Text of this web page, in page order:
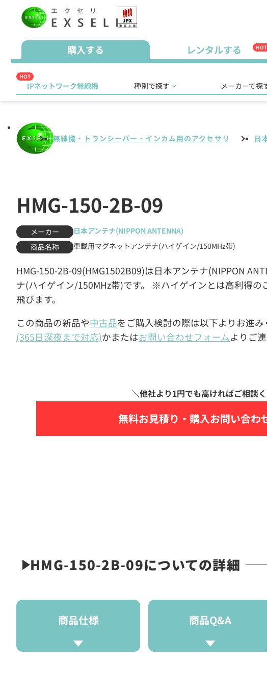
購入する レンタルする HOT
HOT
IPネットワーク無線機 種別で探す メーカーで探
無線機・トランシーバー・インカム用のアクセサリ 日
HMG-150-2B-09
メーカー
日本アンテナ(NIPPON ANTENNA)
商品名称
車載用マグネットアンテナ(ハイゲイン/150MHz帯)
HMG-150-2B-09(HMG1502B09)は日本アンテナ(NIPPON
ナ(ハイゲイン/150MHz帯)です。 ※ハイゲインとは高利得の
飛びます。
この商品の新品や中古品をご購入検討の際は以下よりお進
(365日深夜まで対応)かまたはお問い合わせフォームよりご
無料お見積り・ 購入お問い合わ
HMG-150-2B-09についての詳細
商品仕様 商品Q&A